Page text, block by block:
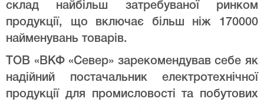
склад найбільш затребуваної ринком
продукції, що включає більш ніж 170000
найменувань товарів.
ТОВ «ВКФ «Север» зарекомендував себе як
надійний постачальник електротехнічної
продукції для промисловості та побутових